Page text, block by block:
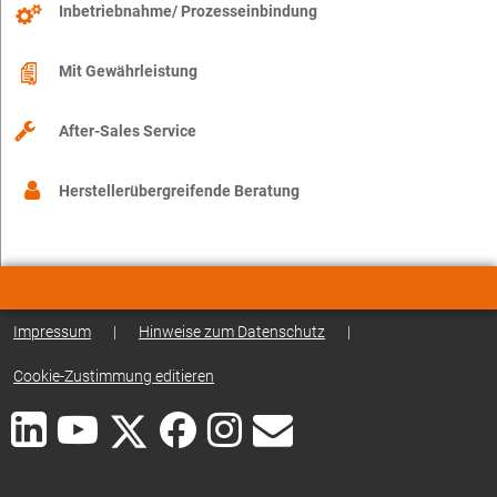
Inbetriebnahme/ Prozesseinbindung
Mit Gewährleistung
After-Sales Service
Herstellerübergreifende Beratung
Impressum | Hinweise zum Datenschutz |
Cookie-Zustimmung editieren